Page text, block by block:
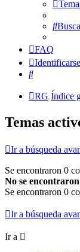
FAQ
Identificarse
Buscar
RG Índice
Temas
Ir a búsqueda
Se encontraron 0
No se
Se encontraron 0
Ir a búsqueda
Ir a